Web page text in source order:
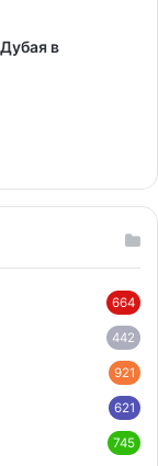
в
664
442
921
621
745